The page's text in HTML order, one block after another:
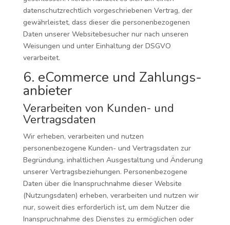
datenschutzrechtlich vorgeschriebenen Vertrag, der
gewährleistet, dass dieser die personenbezogenen
Daten unserer Websitebesucher nur nach unseren
Weisungen und unter Einhaltung der DSGVO
verarbeitet.
6. eCommerce und Zahlungs­
anbieter
Verarbeiten von Kunden- und
Vertragsdaten
Wir erheben, verarbeiten und nutzen
personenbezogene Kunden- und Vertragsdaten zur
Begründung, inhaltlichen Ausgestaltung und Änderung
unserer Vertragsbeziehungen. Personenbezogene
Daten über die Inanspruchnahme dieser Website
(Nutzungsdaten) erheben, verarbeiten und nutzen wir
nur, soweit dies erforderlich ist, um dem Nutzer die
Inanspruchnahme des Dienstes zu ermöglichen oder